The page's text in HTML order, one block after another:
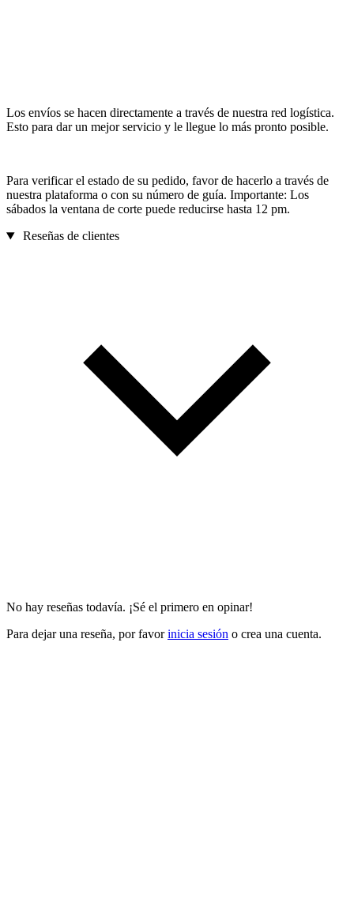
Los envíos se hacen directamente a través de nuestra red logística.
Esto para dar un mejor servicio y le llegue lo más pronto posible.
Para verificar el estado de su pedido, favor de hacerlo a través de
nuestra plataforma o con su número de guía. Importante: Los
sábados la ventana de corte puede reducirse hasta 12 pm.
Reseñas de clientes
No hay reseñas todavía. ¡Sé el primero en opinar!
Para dejar una reseña, por favorinicia sesión o crea una cuenta.